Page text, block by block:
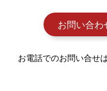
お問い合わ
お電話でのお問い合せ